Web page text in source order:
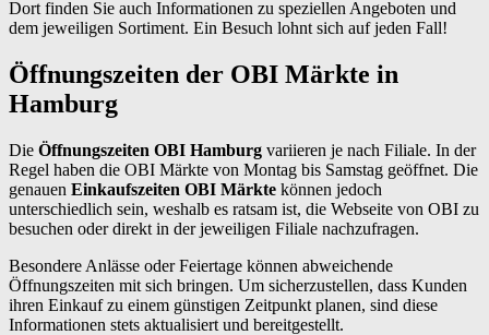
Dort finden Sie auch Informationen zu speziellen Angeboten und
dem jeweiligen Sortiment. Ein Besuch lohnt sich auf jeden Fall!
Öffnungszeiten der OBI Märkte in
Hamburg
Die Öffnungszeiten OBI Hamburg variieren je nach Filiale. In der
Regel haben die OBI Märkte von Montag bis Samstag geöffnet. Die
genauen Einkaufszeiten OBI Märkte können jedoch
unterschiedlich sein, weshalb es ratsam ist, die Webseite von OBI zu
besuchen oder direkt in der jeweiligen Filiale nachzufragen.
Besondere Anlässe oder Feiertage können abweichende
Öffnungszeiten mit sich bringen. Um sicherzustellen, dass Kunden
ihren Einkauf zu einem günstigen Zeitpunkt planen, sind diese
Informationen stets aktualisiert und bereitgestellt.